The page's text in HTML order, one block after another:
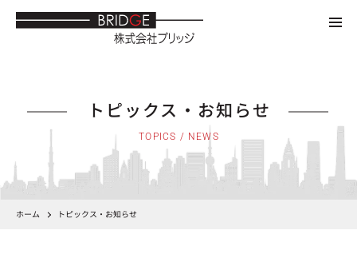
トピックス・お知らせ
TOPICS / NEWS
ホーム トピックス・お知らせ